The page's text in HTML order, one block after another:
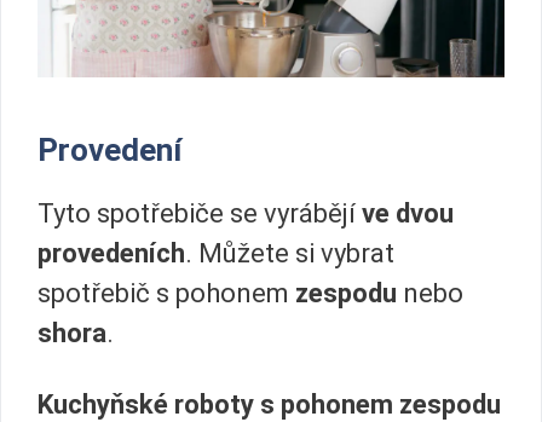
Provedení
Tyto spotřebiče se vyrábějí ve dvou
provedeních. Můžete si vybrat
spotřebič s pohonem zespodu nebo
shora.
Kuchyňské roboty s pohonem zespodu